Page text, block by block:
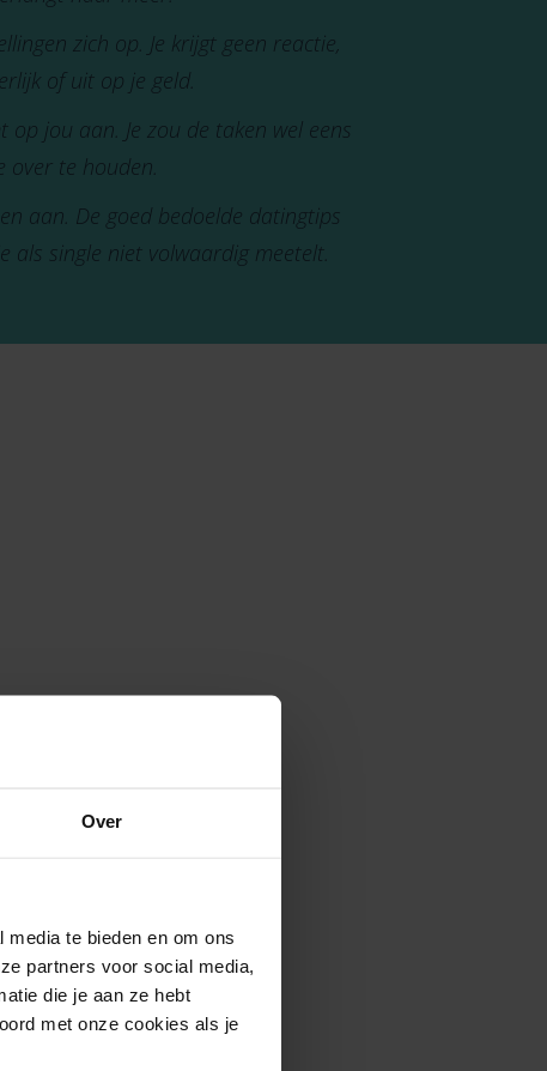
Over
te bieden en om ons
partners voor social media,
die je aan ze hebt
met onze cookies als je
zich op. Je krijgt geen reactie,
of uit op je geld.
jou aan. Je zou de taken wel eens
over te houden.
aan. De goed bedoelde datingtips
als single niet volwaardig meetelt.